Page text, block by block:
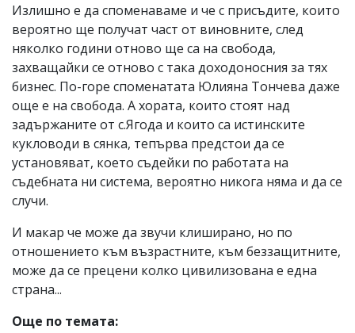
Излишно е да споменаваме и че с присъдите, които
вероятно ще получат част от виновните, след
няколко години отново ще са на свобода,
захващайки се отново с така доходоносния за тях
бизнес. По-горе споменатата Юлияна Тончева даже
още е на свобода. А хората, които стоят над
задържаните от с.Ягода и които са истинските
кукловоди в сянка, тепърва предстои да се
установяват, което съдейки по работата на
съдебната ни система, вероятно никога няма и да се
случи.
И макар че може да звучи клиширано, но по
отношението към възрастните, към беззащитните,
може да се прецени колко цивилизована е една
страна...
Още по темата: